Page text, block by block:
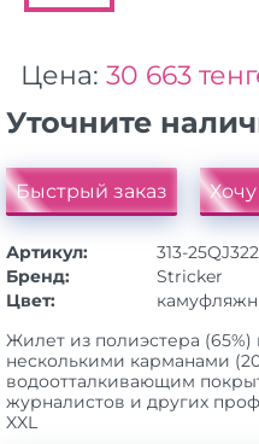
Цена: 30 663
Уточните
Быстрый заказ
Артикул:
313-
Бренд:
Stricker
Цвет:
Жилет из полиэстера (65%)
несколькими карманами
водоотталкивающим
журналистов и других
XXL